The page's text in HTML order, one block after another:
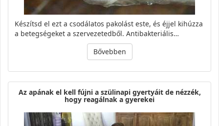
Készítsd el ezt a csodálatos pakolást este, és éjjel kihúzza
a betegségeket a szervezetedből. Antibakteriális…
Bővebben
Az apának el kell fújni a szülinapi gyertyáit de nézzék,
hogy reagálnak a gyerekei